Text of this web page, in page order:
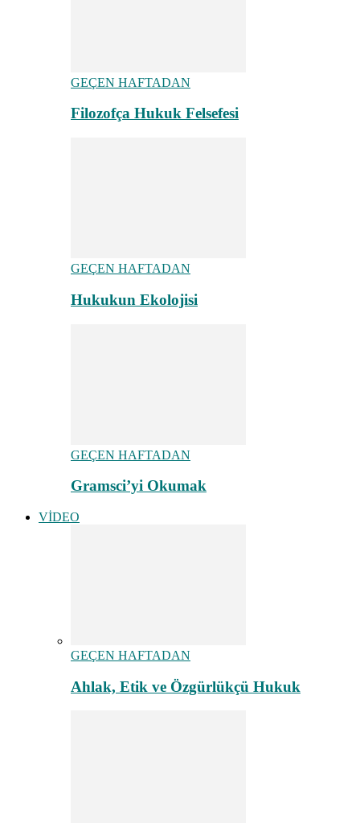
GEÇEN HAFTADAN
Filozofça Hukuk Felsefesi
GEÇEN HAFTADAN
Hukukun Ekolojisi
GEÇEN HAFTADAN
Gramsci’yi Okumak
VİDEO
GEÇEN HAFTADAN
Ahlak, Etik ve Özgürlükçü Hukuk